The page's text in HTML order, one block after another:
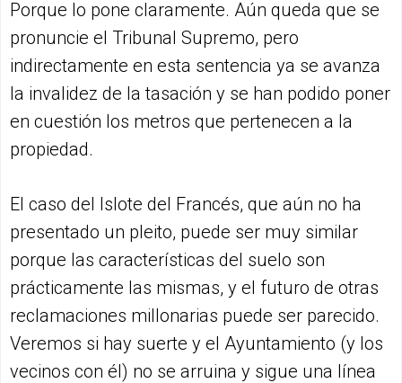
Porque lo pone claramente. Aún queda que se
pronuncie el Tribunal Supremo, pero
indirectamente en esta sentencia ya se avanza
la invalidez de la tasación y se han podido poner
en cuestión los metros que pertenecen a la
propiedad.
El caso del Islote del Francés, que aún no ha
presentado un pleito, puede ser muy similar
porque las características del suelo son
prácticamente las mismas, y el futuro de otras
reclamaciones millonarias puede ser parecido.
Veremos si hay suerte y el Ayuntamiento (y los
vecinos con él) no se arruina y sigue una línea